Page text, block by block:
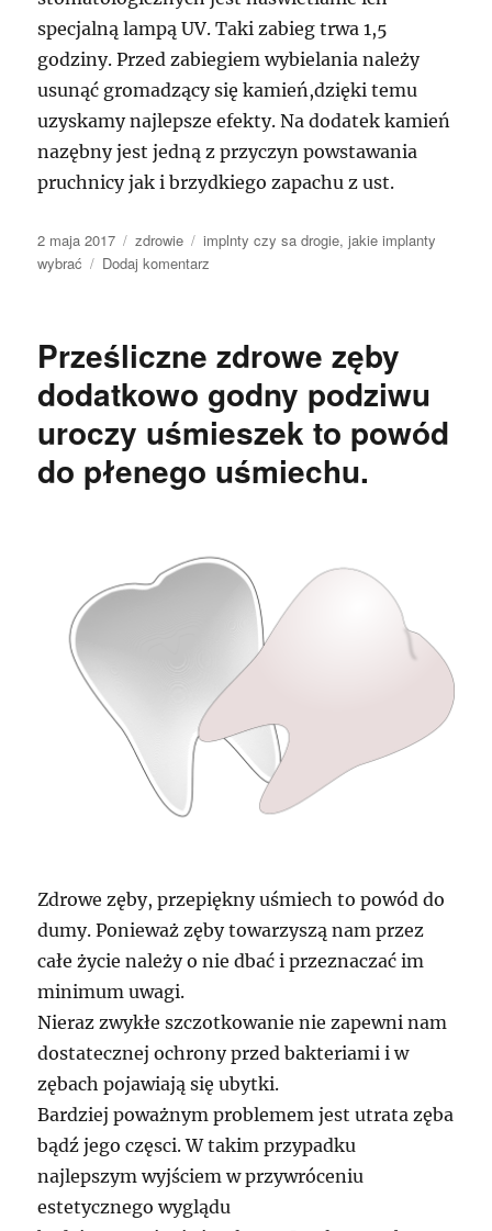
specjalną lampą UV. Taki zabieg trwa 1,5
godziny. Przed zabiegiem wybielania należy
usunąć gromadzący się kamień,dzięki temu
uzyskamy najlepsze efekty. Na dodatek kamień
nazębny jest jedną z przyczyn powstawania
pruchnicy jak i brzydkiego zapachu z ust.
Data
publikacji
2 maja 2017 Kategorie
zdrowie Tagi
implnty czy sa drogie,jakie implanty
wybrać
Dodaj komentarz
się
większe
niedostatki
w
jamie
ich
zgubę
Prześliczne zdrowe zęby
dodatkowo godny podziwu
uroczy uśmieszek to powód
do płenego uśmiechu.
Zdrowe zęby, przepiękny uśmiech to powód do
dumy. Ponieważ zęby towarzyszą nam przez
całe życie należy o nie dbać i przeznaczać im
minimum uwagi.
Nieraz zwykłe szczotkowanie nie zapewni nam
dostatecznej ochrony przed bakteriami i w
zębach pojawiają się ubytki.
Bardziej poważnym problemem jest utrata zęba
bądź jego częsci. W takim przypadku
najlepszym wyjściem w przywróceniu
estetycznego wyglądu